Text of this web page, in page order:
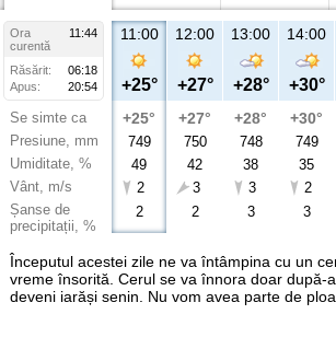
Ora
11:44
curentă
Răsărit:
06:18
Apus:
20:54
Se simte ca
Presiune, mm
Umiditate, %
Vânt, m/s
Șanse de
precipitații, %
11:00
+25°
+25°
749
49
2
2
12:00
+27°
+27°
750
42
3
2
13:00
+28°
+28°
748
38
3
3
14:00
+30°
+30°
749
35
2
3
Începutul acestei zile ne va întâmpina cu un
vreme însorită. Cerul se va înnora doar după-
deveni iarăși senin. Nu vom avea parte de